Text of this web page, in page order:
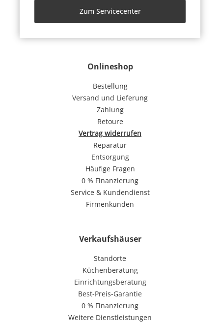
Onlineshop
Bestellung
Versand und Lieferung
Zahlung
Retoure
Vertrag widerrufen
Reparatur
Entsorgung
Häufige Fragen
0 % Finanzierung
Service & Kundendienst
Firmenkunden
Verkaufshäuser
Standorte
Küchenberatung
Einrichtungsberatung
Best-Preis-Garantie
0 % Finanzierung
Weitere Dienstleistungen
Zum Servicecenter